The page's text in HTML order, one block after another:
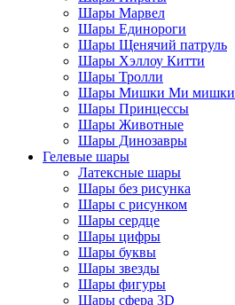
Шары Марвел
Шары Единороги
Шары Щенячий патруль
Шары Хэллоу Китти
Шары Тролли
Шары Мишки Ми мишки
Шары Принцессы
Шары Животные
Шары Динозавры
Гелевые шары
Латексные шары
Шары без рисунка
Шары с рисунком
Шары сердце
Шары цифры
Шары буквы
Шары звезды
Шары фигуры
Шары сфера 3D